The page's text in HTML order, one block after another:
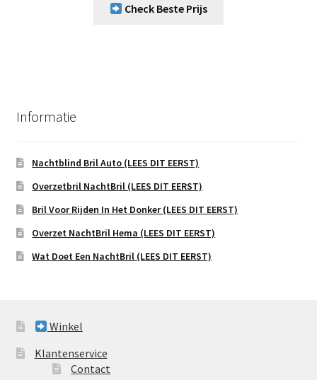
Check Beste Prijs
Informatie
Nachtblind Bril Auto (LEES DIT EERST)
Overzetbril NachtBril (LEES DIT EERST)
Bril Voor Rijden In Het Donker (LEES DIT EERST)
Overzet NachtBril Hema (LEES DIT EERST)
Wat Doet Een NachtBril (LEES DIT EERST)
Winkel
Klantenservice
Contact